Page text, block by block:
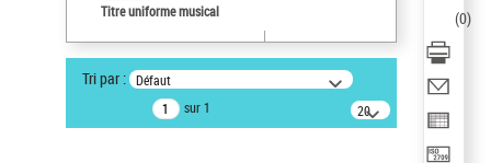
Type de notice d'autorité
Titre uniforme musical
Tri par : Défaut
sur 1
20
résultats/page
(0)